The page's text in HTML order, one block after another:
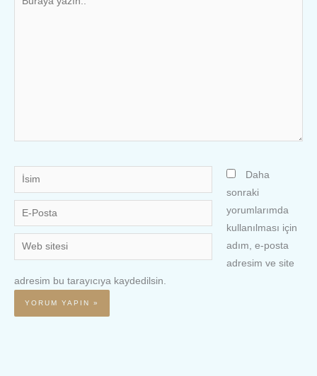
İsim
E-
Posta
Web
sitesi
Daha
sonraki
yorumlarımda
kullanılması için
adım, e-posta
adresim ve site
adresim bu tarayıcıya kaydedilsin.